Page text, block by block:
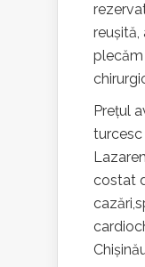
reușită,
plecăm
Prețul
turcesc
costat